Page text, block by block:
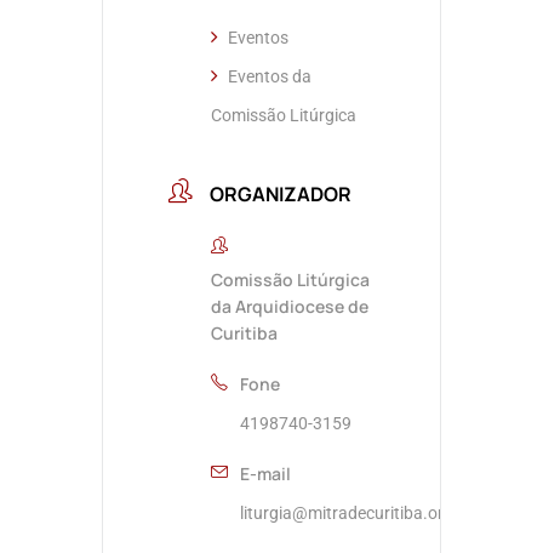
Eventos
Eventos da
Comissão Litúrgica
ORGANIZADOR
Comissão Litúrgica
da Arquidiocese de
Curitiba
Fone
4198740-3159
E-mail
liturgia@mitradecuritiba.org.br